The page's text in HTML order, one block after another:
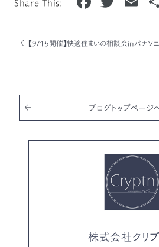
c
o
o
k
it ai
【9/15開催】快適住まいの相談会inパナソ
ブログトップページ
株式会社クリ